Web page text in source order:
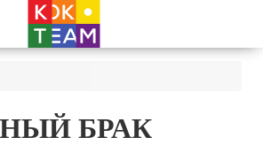
содержанию
БРАК